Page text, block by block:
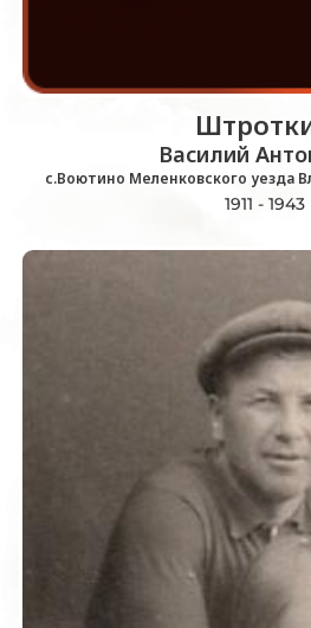
Василий
с.Воютино Меленковского уезда
1911 - 1943